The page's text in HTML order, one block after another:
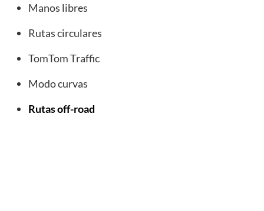
Manos libres
Rutas circulares
TomTom Traffic
Modo curvas
Rutas off-road